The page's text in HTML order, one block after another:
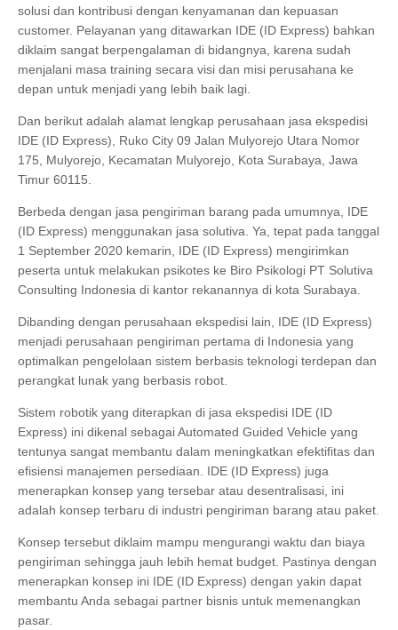
solusi dan kontribusi dengan kenyamanan dan kepuasan
customer. Pelayanan yang ditawarkan IDE (ID Express) bahkan
diklaim sangat berpengalaman di bidangnya, karena sudah
menjalani masa training secara visi dan misi perusahana ke
depan untuk menjadi yang lebih baik lagi.
Dan berikut adalah alamat lengkap perusahaan jasa ekspedisi
IDE (ID Express), Ruko City 09 Jalan Mulyorejo Utara Nomor
175, Mulyorejo, Kecamatan Mulyorejo, Kota Surabaya, Jawa
Timur 60115.
Berbeda dengan jasa pengiriman barang pada umumnya, IDE
(ID Express) menggunakan jasa solutiva. Ya, tepat pada tanggal
1 September 2020 kemarin, IDE (ID Express) mengirimkan
peserta untuk melakukan psikotes ke Biro Psikologi PT Solutiva
Consulting Indonesia di kantor rekanannya di kota Surabaya.
Dibanding dengan perusahaan ekspedisi lain, IDE (ID Express)
menjadi perusahaan pengiriman pertama di Indonesia yang
optimalkan pengelolaan sistem berbasis teknologi terdepan dan
perangkat lunak yang berbasis robot.
Sistem robotik yang diterapkan di jasa ekspedisi IDE (ID
Express) ini dikenal sebagai Automated Guided Vehicle yang
tentunya sangat membantu dalam meningkatkan efektifitas dan
efisiensi manajemen persediaan. IDE (ID Express) juga
menerapkan konsep yang tersebar atau desentralisasi, ini
adalah konsep terbaru di industri pengiriman barang atau paket.
Konsep tersebut diklaim mampu mengurangi waktu dan biaya
pengiriman sehingga jauh lebih hemat budget. Pastinya dengan
menerapkan konsep ini IDE (ID Express) dengan yakin dapat
membantu Anda sebagai partner bisnis untuk memenangkan
pasar.